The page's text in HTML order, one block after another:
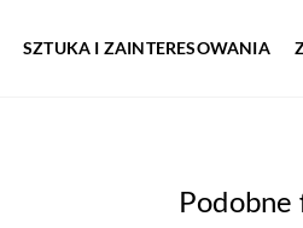
SZTUKA I ZAINTERESOWANIA